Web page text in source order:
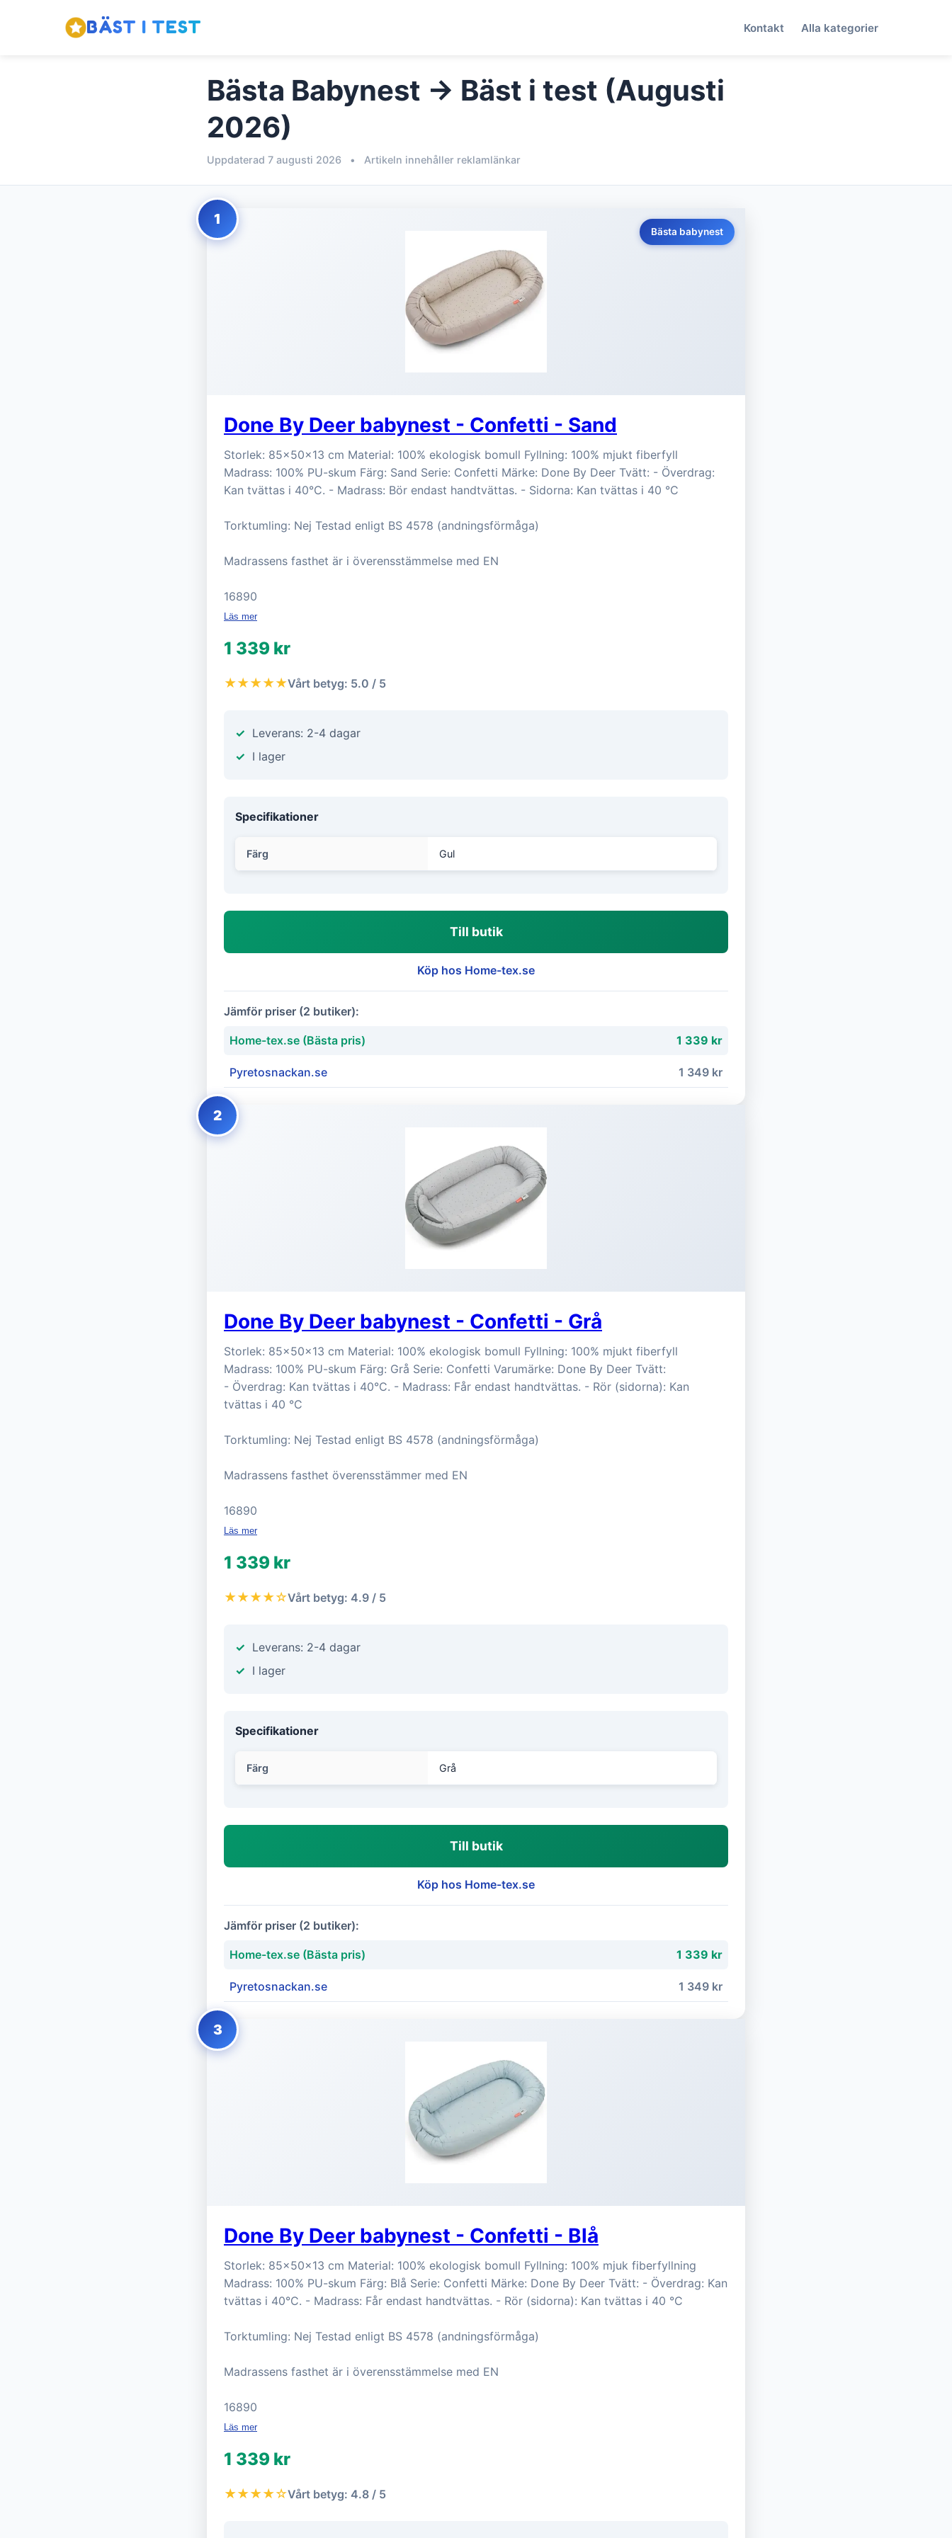
BÄST I TEST Kontakt Alla kategorier
Bästa Babynest → Bäst i test (Augusti
2026)
Uppdaterad 7 augusti 2026 • Artikeln innehåller reklamlänkar
1
Bästa babynest
Done By Deer babynest - Confetti - Sand
Storlek: 85x50x13 cm Material: 100% ekologisk bomull Fyllning: 100% mjukt fiberfyll
Madrass: 100% PU-skum Färg: Sand Serie: Confetti Märke: Done By Deer Tvätt: - Överdrag:
Kan tvättas i 40°C. - Madrass: Bör endast handtvättas. - Sidorna: Kan tvättas i 40 °C
Torktumling: Nej Testad enligt BS 4578 (andningsförmåga)
Madrassens fasthet är i överensstämmelse med EN
16890
Läs mer
1 339 kr
★★★★★Vårt betyg: 5.0 / 5
Leverans: 2-4 dagar
I lager
Specifikationer
Färg Gul
Till butik
Köp hos Home-tex.se
Jämför priser (2 butiker):
Home-tex.se (Bästa pris) 1 339 kr
Pyretosnackan.se 1 349 kr
2
Done By Deer babynest - Confetti - Grå
Storlek: 85x50x13 cm Material: 100% ekologisk bomull Fyllning: 100% mjukt fiberfyll
Madrass: 100% PU-skum Färg: Grå Serie: Confetti Varumärke: Done By Deer Tvätt:
- Överdrag: Kan tvättas i 40°C. - Madrass: Får endast handtvättas. - Rör (sidorna): Kan
tvättas i 40 °C
Torktumling: Nej Testad enligt BS 4578 (andningsförmåga)
Madrassens fasthet överensstämmer med EN
16890
Läs mer
1 339 kr
★★★★☆Vårt betyg: 4.9 / 5
Leverans: 2-4 dagar
I lager
Specifikationer
Färg Grå
Till butik
Köp hos Home-tex.se
Jämför priser (2 butiker):
Home-tex.se (Bästa pris) 1 339 kr
Pyretosnackan.se 1 349 kr
3
Done By Deer babynest - Confetti - Blå
Storlek: 85x50x13 cm Material: 100% ekologisk bomull Fyllning: 100% mjuk fiberfyllning
Madrass: 100% PU-skum Färg: Blå Serie: Confetti Märke: Done By Deer Tvätt: - Överdrag: Kan
tvättas i 40°C. - Madrass: Får endast handtvättas. - Rör (sidorna): Kan tvättas i 40 °C
Torktumling: Nej Testad enligt BS 4578 (andningsförmåga)
Madrassens fasthet är i överensstämmelse med EN
16890
Läs mer
1 339 kr
★★★★☆Vårt betyg: 4.8 / 5